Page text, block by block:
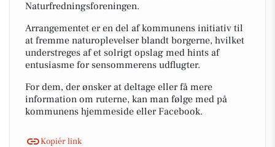
Naturfredningsforeningen.
Arrangementet er en del af kommunens initiativ til
at fremme naturoplevelser blandt borgerne, hvilket
understreges af et solrigt opslag med hints af
entusiasme for sensommerens udflugter.
For dem, der ønsker at deltage eller få mere
information om ruterne, kan man følge med på
kommunens hjemmeside eller Facebook.
Kopiér link